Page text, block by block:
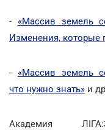
- «Массив земель
Изменения, которые
- «Массив земель
что нужно знать» и
Академия